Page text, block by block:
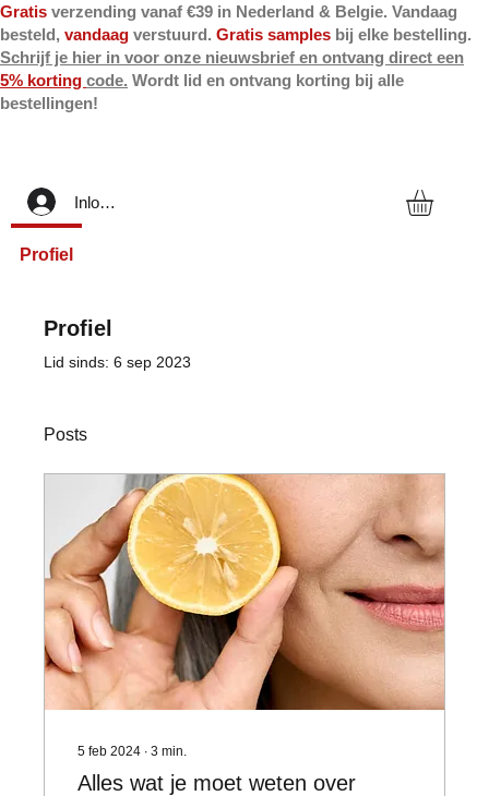
Gratis verzending vanaf €39 in Nederland & Belgie. Vandaag
besteld, vandaag verstuurd. Gratis samples bij elke bestelling.
Schrijf je hier in voor onze nieuwsbrief en ontvang direct een
5% korting code. Wordt lid en ontvang korting bij alle
bestellingen!
Inloggen
Profiel
Lid sinds: 6 sep 2023
Posts
5 feb 2024 ∙ 3 min.
Alles wat je moet weten over
Profiel